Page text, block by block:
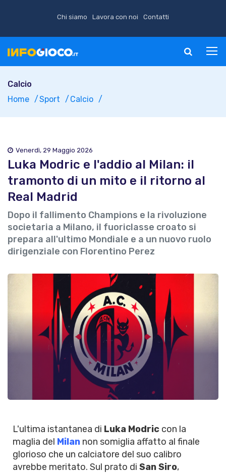
Chi siamo Lavora con noi Contatti
Calcio
Home
Sport Calcio
Venerdì, 29 Maggio 2026
Luka Modric e l'addio al Milan: il
tramonto di un mito e il ritorno al
Real Madrid
Dopo il fallimento Champions e la rivoluzione
societaria a Milano, il fuoriclasse croato si
prepara all'ultimo Mondiale e a un nuovo ruolo
dirigenziale con Florentino Perez
L'ultima istantanea di Luka Modric con la
maglia del Milan non somiglia affatto al finale
glorioso che un calciatore del suo calibro
avrebbe meritato. Sul prato di San Siro,